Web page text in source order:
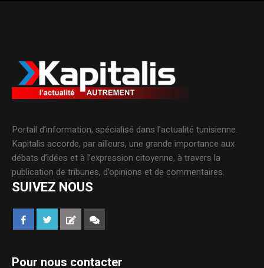
Portail d’information, spécialisé dans l’actualité tunisienne.
Kapitalis accorde, par ailleurs, une grande importance aux
débats d’idées et à l’expression citoyenne, à travers la
publication de tribunes, d’opinions et de commentaires.
SUIVEZ NOUS
Pour nous contacter